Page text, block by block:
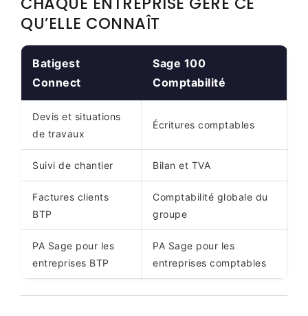
QU’ELLE CONNAÎT
Batigest
Connect
Sage 100
Comptabilité
Devis et situations
de travaux
Écritures comptables
Suivi de chantier Bilan et TVA
Factures clients
BTP
Comptabilité globale du
groupe
PA Sage pour les
entreprises BTP
PA Sage pour les
entreprises comptables